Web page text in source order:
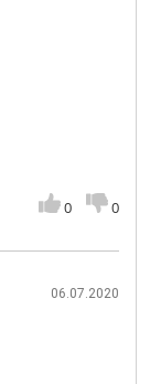
0 0
06.07.2020